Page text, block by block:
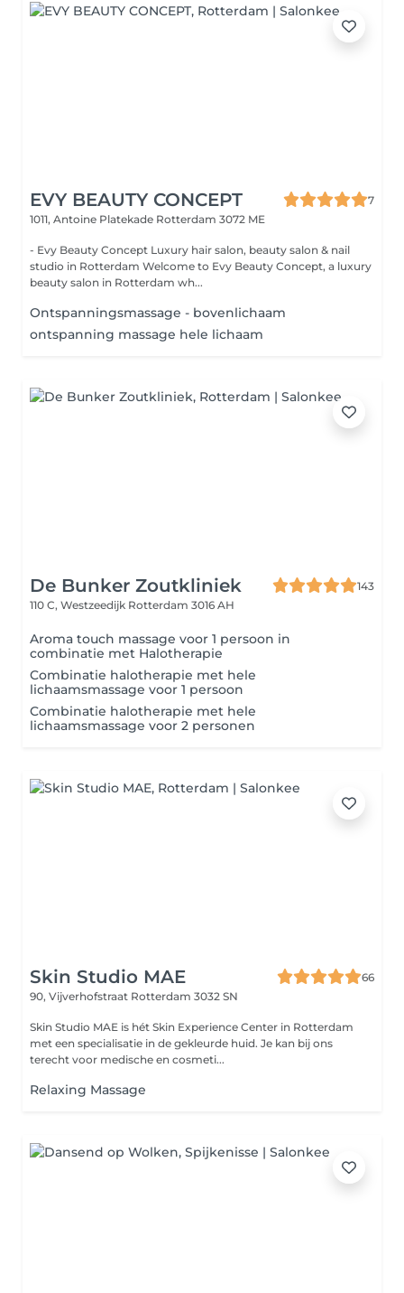
EVY BEAUTY CONCEPT
7
1011, Antoine Platekade Rotterdam 3072 ME
- Evy Beauty Concept Luxury hair salon, beauty salon & nail
studio in Rotterdam Welcome to Evy Beauty Concept, a luxury
beauty salon in Rotterdam wh...
Ontspanningsmassage - bovenlichaam
ontspanning massage hele lichaam
De Bunker Zoutkliniek
143
110 C, Westzeedijk Rotterdam 3016 AH
Aroma touch massage voor 1 persoon in
combinatie met Halotherapie
Combinatie halotherapie met hele
lichaamsmassage voor 1 persoon
Combinatie halotherapie met hele
lichaamsmassage voor 2 personen
Skin Studio MAE
66
90, Vijverhofstraat Rotterdam 3032 SN
Skin Studio MAE is hét Skin Experience Center in Rotterdam
met een specialisatie in de gekleurde huid. Je kan bij ons
terecht voor medische en cosmeti...
Relaxing Massage